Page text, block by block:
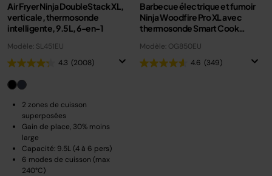
Air Fryer Ninja DoubleStack XL,
verticale, thermosonde
intelligente, 9.5L, 6-en-1
Modèle: SL451EU
4.3 (2008)
2 zones de cuisson
superposées
Gain de place, 30% moins
large
Capacité: 9.5L (4 à 6 pers)
6 modes de cuisson (max
240°C)
Barbecue électrique et fumoir
Ninja Woodfire Pro XL avec
thermosonde Smart Cook
Modèle: OG850EU
4.6 (349)